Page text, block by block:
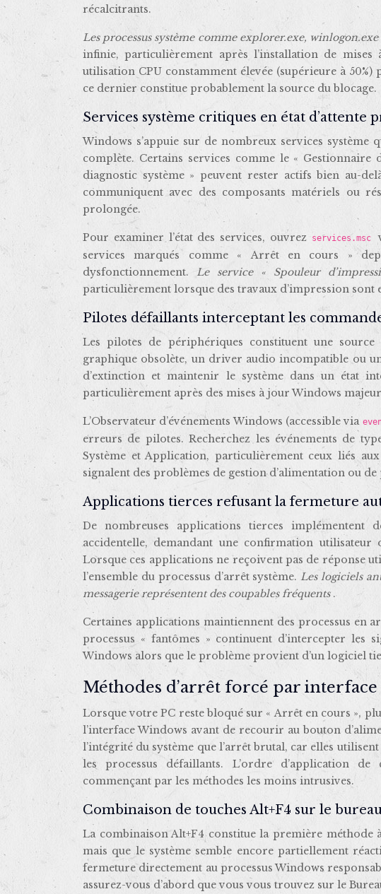
récalcitrants.
Les processus système comme explorer.exe,
infinie, particulièrement après l’installation de
utilisation CPU constamment élevée (supérieure à
ce dernier constitue probablement la source du blocage.
Services système critiques en état d’attente
Windows s’appuie sur de nombreux services
complète. Certains services comme le «
diagnostic système » peuvent rester actifs bien au-
communiquent avec des composants matériels ou
prolongée.
Pour examiner l’état des services, ouvrez services.msc
services marqués comme « Arrêt en cours »
dysfonctionnement. Le service « Spouleur
particulièrement lorsque des travaux d’impression sont
Pilotes défaillants interceptant les
Les pilotes de périphériques constituent une
graphique obsolète, un driver audio incompatible ou
d’extinction et maintenir le système dans un état
particulièrement après des mises à jour Windows
L’Observateur d’événements Windows (accessible via
erreurs de pilotes. Recherchez les événements de
Système et Application, particulièrement ceux liés
signalent des problèmes de gestion d’alimentation ou
Applications tierces refusant la fermeture
De nombreuses applications tierces implémentent
accidentelle, demandant une confirmation
Lorsque ces applications ne reçoivent pas de réponse
l’ensemble du processus d’arrêt système.Les logiciels
messagerie représentent des coupables fréquents .
Certaines applications maintiennent des processus en
processus « fantômes » continuent d’intercepter les
Windows alors que le problème provient d’un logiciel
Méthodes d’arrêt forcé par
Lorsque votre PC reste bloqué sur « Arrêt en cours »,
l’interface Windows avant de recourir au bouton
l’intégrité du système que l’arrêt brutal, car elles
les processus défaillants. L’ordre d’application
commençant par les méthodes les moins intrusives.
Combinaison de touches Alt+F4 sur le
La combinaison Alt+F4 constitue la première
mais que le système semble encore partiellement
fermeture directement au processus Windows
assurez-vous d’abord que vous vous trouvez sur le